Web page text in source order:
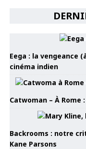
Eega : la vengeance
cinéma indien
Catwoman – À Rome
Backrooms : notre
Kane Parsons